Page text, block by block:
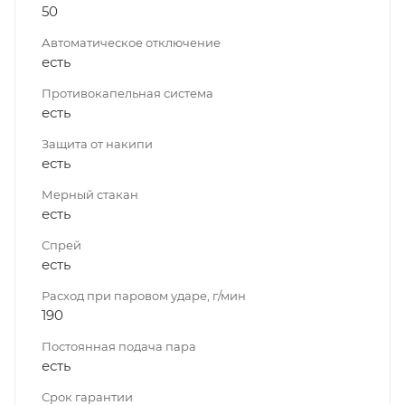
50
Автоматическое отключение
есть
Противокапельная система
есть
Защита от накипи
есть
Мерный стакан
есть
Спрей
есть
Расход при паровом ударе, г/мин
190
Постоянная подача пара
есть
Срок гарантии